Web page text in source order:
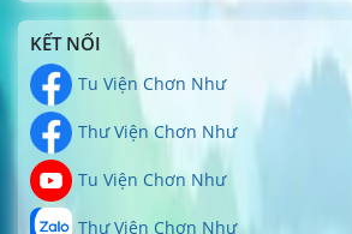
KẾT NỐI
Tu Viện Chơn Như
Thư Viện Chơn Như
Tu Viện Chơn Như
Thư Viện Chơn Như